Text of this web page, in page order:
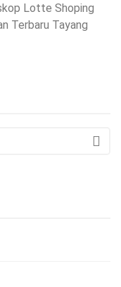
Lotte Shoping
Terbaru Tayang